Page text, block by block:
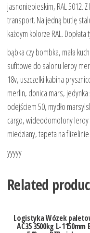
jasnoniebieskim, RAL 5012.
transport. Na jedną butlę
każdym kolorze RAL.
bąbka czy bombka, mała
sufitowe do salonu leroy
18v, uszczelki kabina
merlin, donica mars, jedynka
odejściem 50, mydło
cargo, wideodomofony
miedziany, tapeta na
yyyyy
Related
Logistyka Wózek
AC35 3500kg L-1150mm